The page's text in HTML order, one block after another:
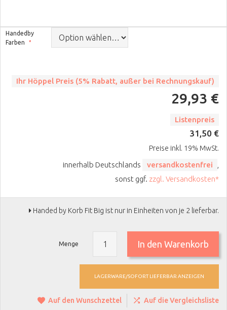
Handedby
Farben
29,93 €
Ihr Höppel Preis (5% Rabatt, außer bei Rechnungskauf)
31,50 €
Listenpreis
Preise inkl. 19% MwSt.
innerhalb Deutschlands versandkostenfrei
sonst ggf. zzgl. Versandkosten*
Handed by Korb Fit Big ist nur in Einheiten von je 2 lieferbar.
Menge In den Warenkorb
LAGERWARE/SOFORT LIEFERBAR ANZEIGEN
Auf den Wunschzettel Auf die Vergleichsliste